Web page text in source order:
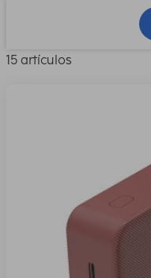
15 artículos